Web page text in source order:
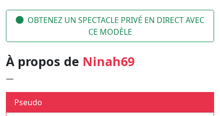
OBTENEZ UN SPECTACLE PRIVÉ EN DIRECT AVEC
CE MODÈLE
À propos de Ninah69
—
Pseudo